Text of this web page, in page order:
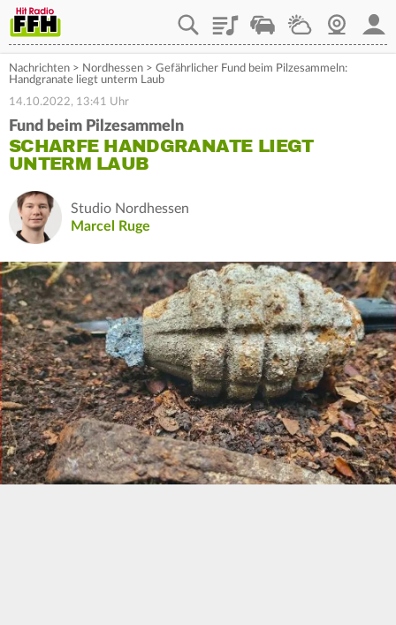
PlaylistStaupilotWetterWebcam
Nachrichten > Nordhessen > Gefährlicher Fund beim Pilzesammeln:
Handgranate liegt unterm Laub
14.10.2022, 13:41 Uhr
Fund beim Pilzesammeln
SCHARFE HANDGRANATE LIEGT
UNTERM LAUB
Studio Nordhessen
Marcel Ruge